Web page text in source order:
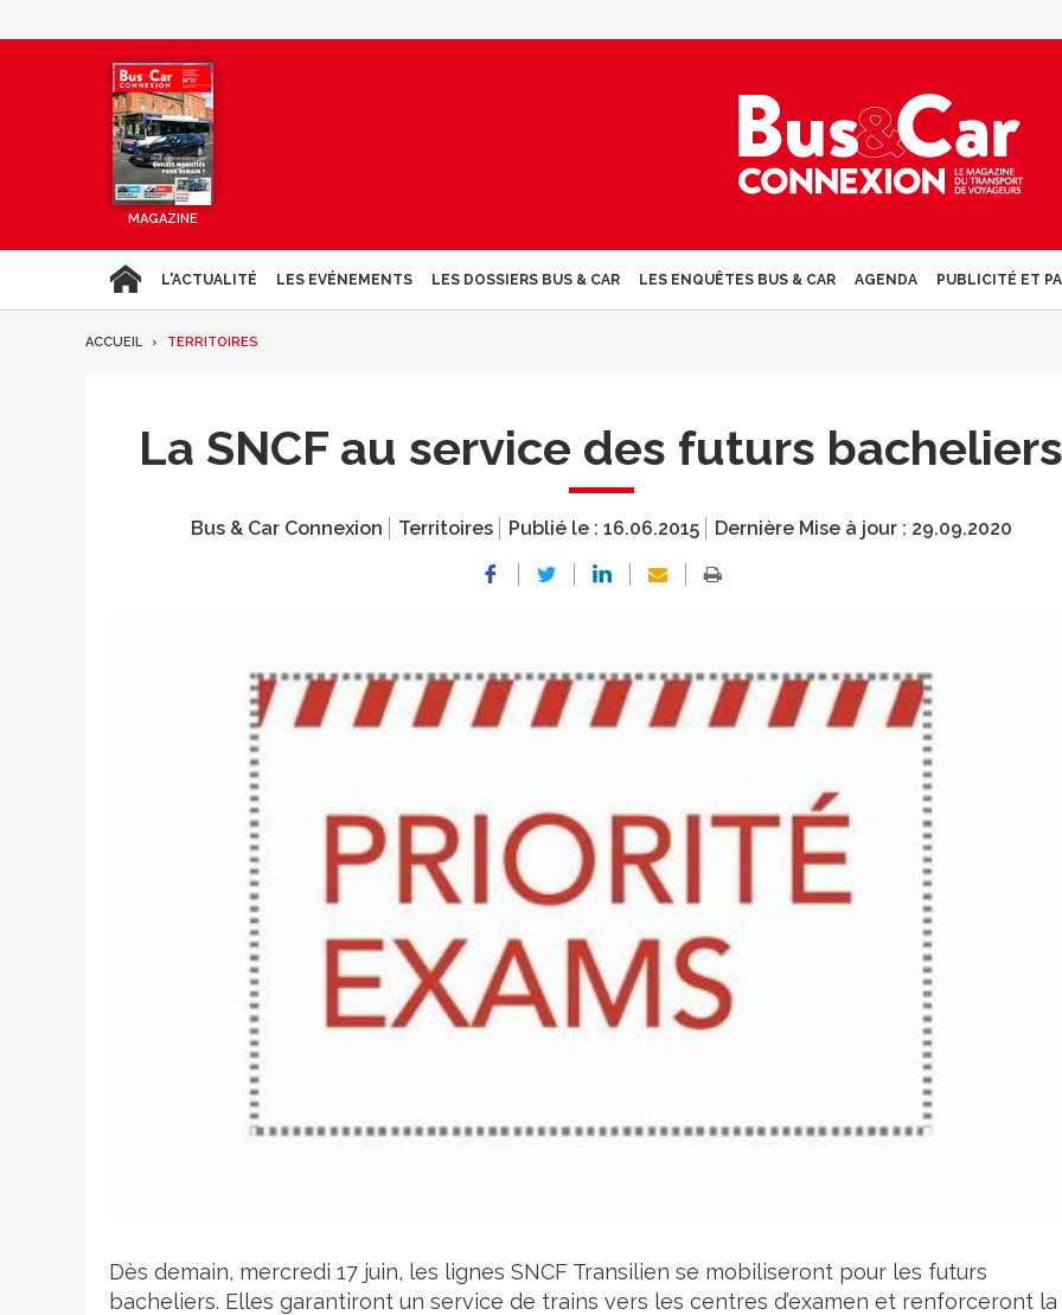
MAGAZINE
L'ACTUALITÉ LES EVÉNEMENTS LES DOSSIERS BUS & CAR LES ENQUÊTES BUS & CAR AGENDA PUBLICITÉ ET
ACCUEIL TERRITOIRES
La SNCF au service des futurs bacheliers
Bus & Car Connexion Territoires Publié le : 16.06.2015 Dernière Mise à jour : 29.09.2020
Crédit photo
Dès demain, mercredi 17 juin, les lignes SNCF Transilien se mobiliseront pour les futurs
bacheliers. Elles garantiront un service de trains vers les centres d’examen et renforceront la